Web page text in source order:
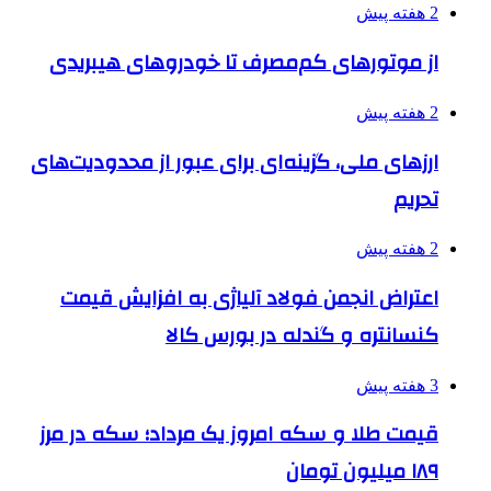
2 هفته پیش
از موتورهای کم‌مصرف تا خودروهای هیبریدی
2 هفته پیش
ارزهای ملی، گزینه‌ای برای عبور از محدودیت‌های
تحریم
2 هفته پیش
اعتراض انجمن فولاد آلیاژی به افزایش قیمت
کنسانتره و گندله در بورس کالا
3 هفته پیش
قیمت طلا و سکه امروز یک مرداد؛ سکه در مرز
۱۸۹ میلیون تومان